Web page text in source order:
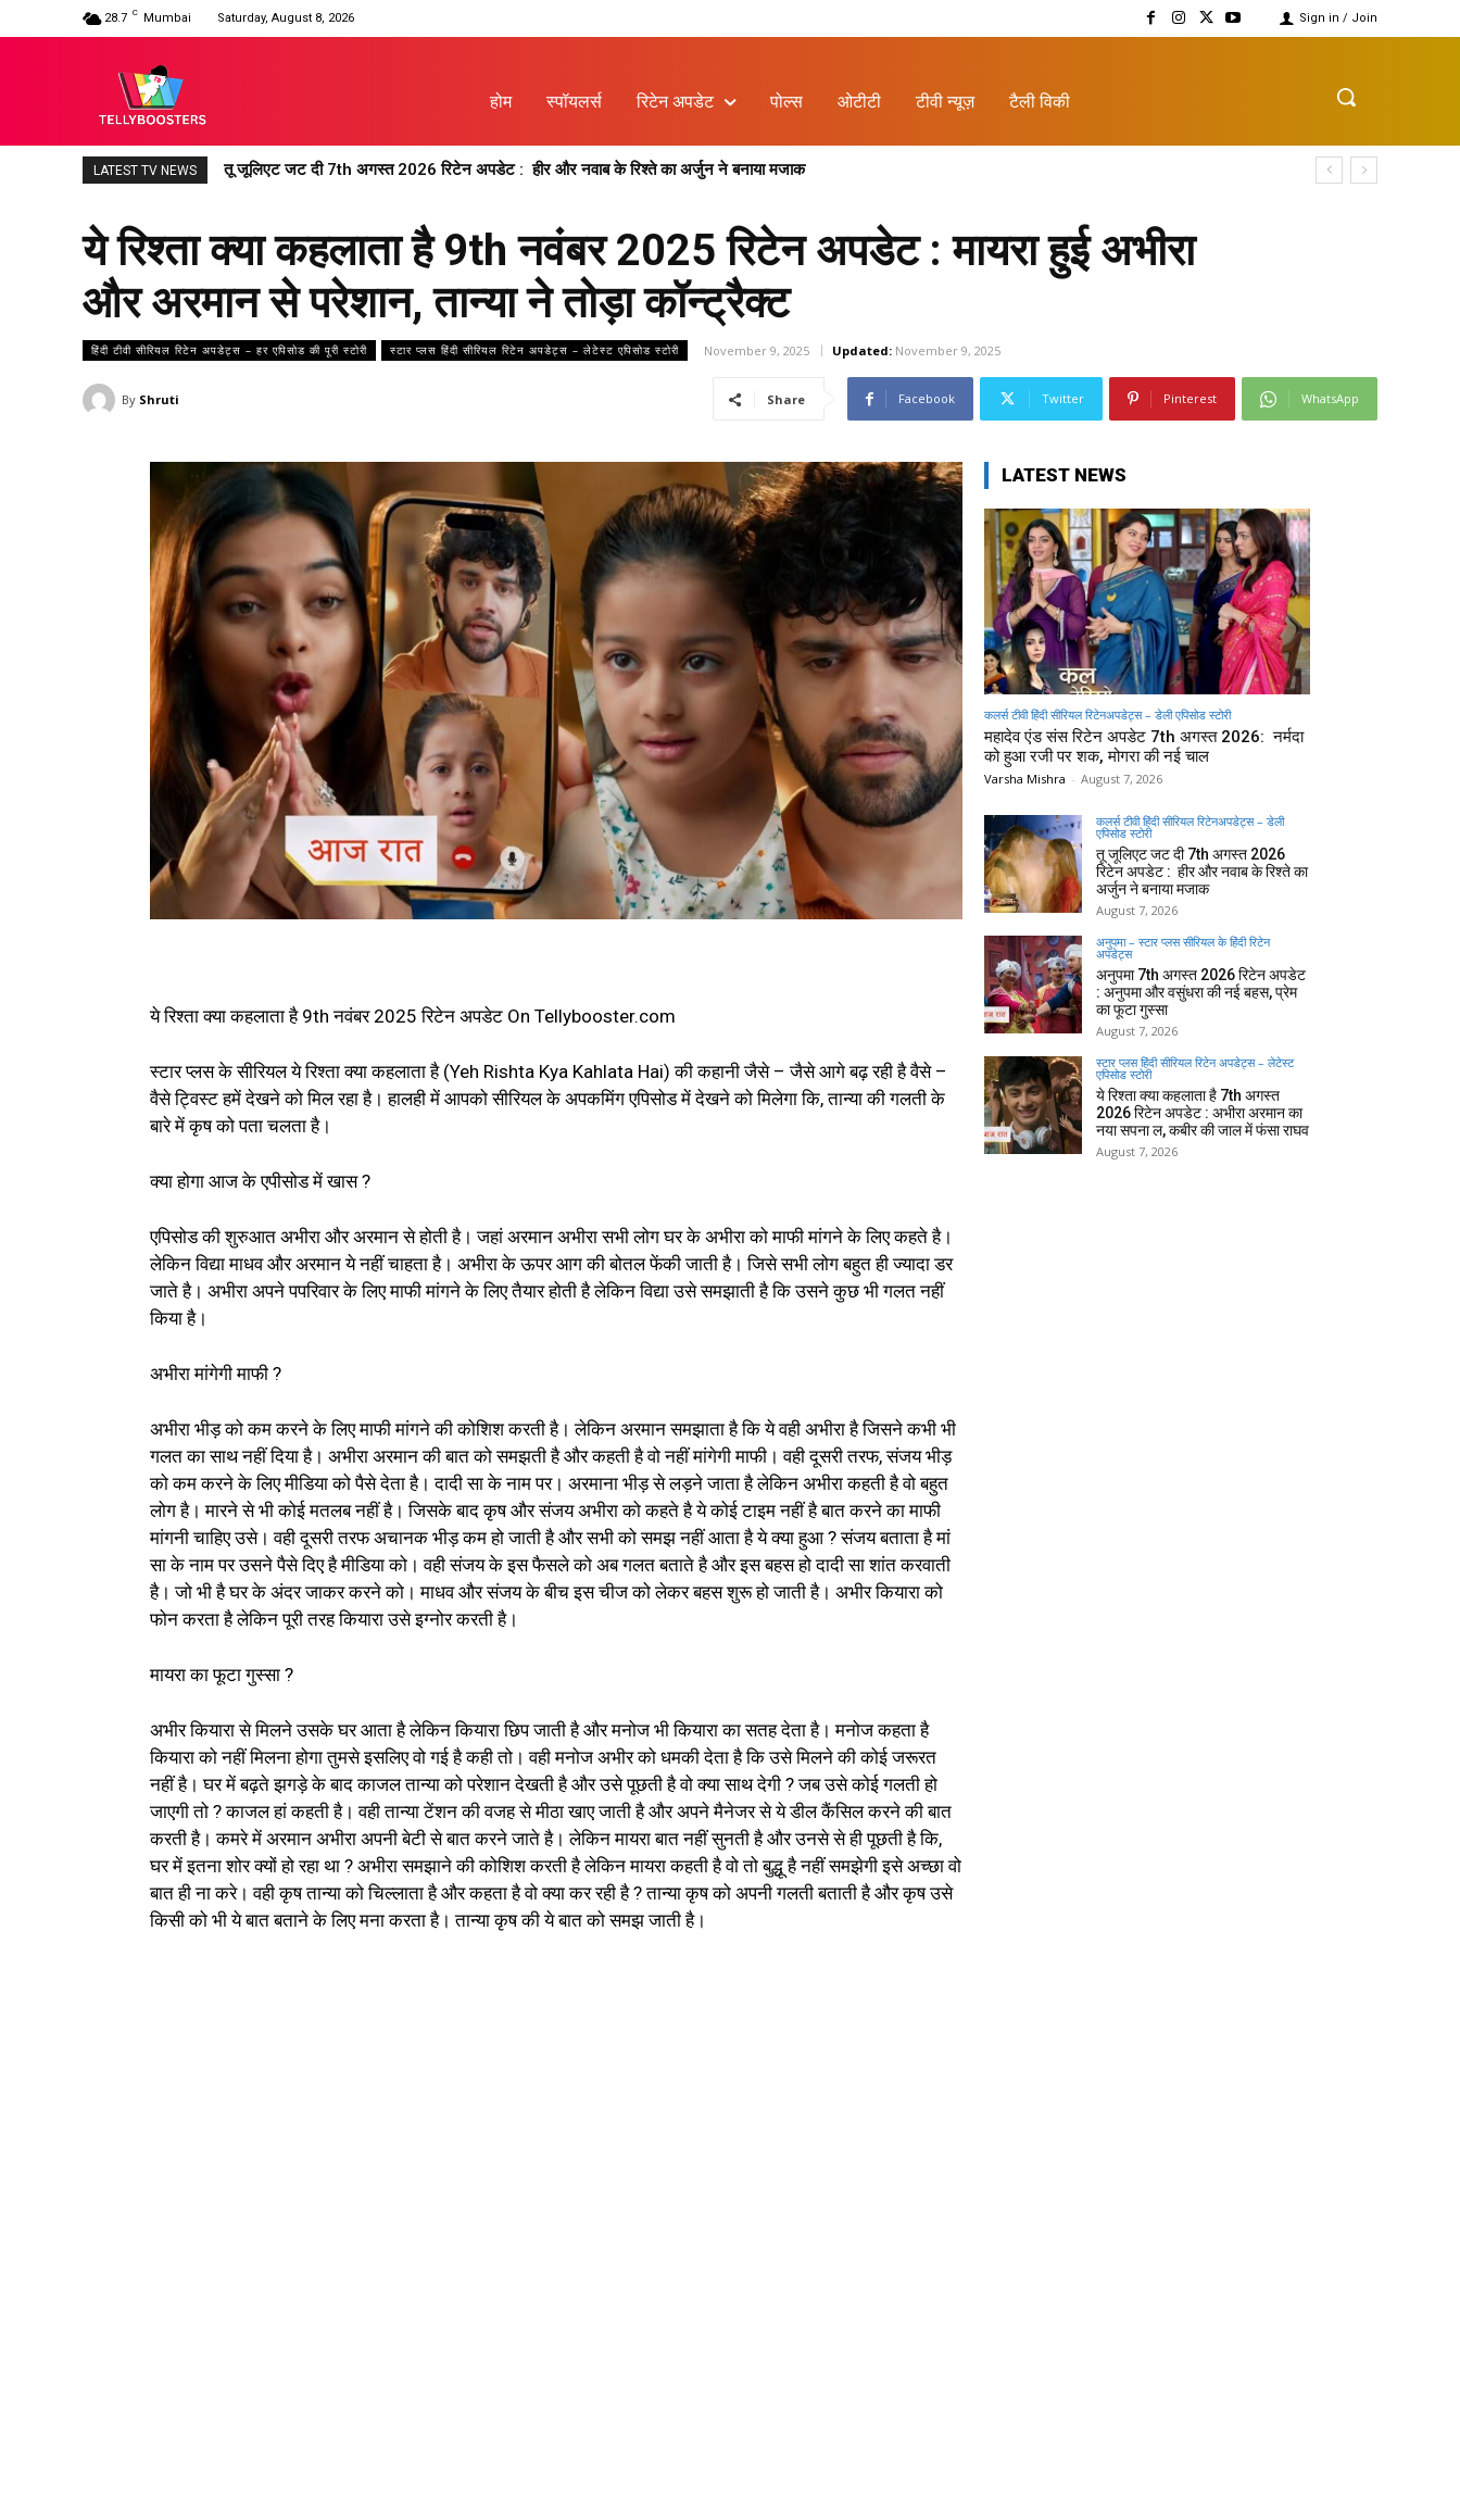
28.7 C Mumbai Saturday, August 8, 2026 Sign in / Join
होम स्पॉयलर्स रिटेन अपडेट पोल्स ओटीटी टीवी न्यूज़ टैली विकी
LATEST TV NEWS अनुपमा 7th अगस्त 2026 रिटेन अपडेट : अनुपमा और वसुंधरा की नई बहस, प्रेम का फूटा गुस्सा
ये रिश्ता क्या कहलाता है 9th नवंबर 2025 रिटेन अपडेट : मायरा हुई अभीरा
और अरमान से परेशान, तान्या ने तोड़ा कॉन्ट्रैक्ट
हिंदी टीवी सीरियल रिटेन अपडेट्स – हर एपिसोड की पूरी स्टोरी स्टार प्लस हिंदी सीरियल रिटेन अपडेट्स – लेटेस्ट एपिसोड स्टोरी November 9, 2025 Updated: November 9, 2025
By Shruti Share Facebook Twitter Pinterest WhatsApp
ये रिश्ता क्या कहलाता है 9th नवंबर 2025 रिटेन अपडेट On Tellybooster.com
स्टार प्लस के सीरियल ये रिश्ता क्या कहलाता है (Yeh Rishta Kya Kahlata Hai) की कहानी जैसे – जैसे आगे बढ़ रही है वैसे –
वैसे ट्विस्ट हमें देखने को मिल रहा है। हालही में आपको सीरियल के अपकमिंग एपिसोड में देखने को मिलेगा कि, तान्या की गलती के
बारे में कृष को पता चलता है।
क्या होगा आज के एपीसोड में खास ?
एपिसोड की शुरुआत अभीरा और अरमान से होती है। जहां अरमान अभीरा सभी लोग घर के अभीरा को माफी मांगने के लिए कहते है।
लेकिन विद्या माधव और अरमान ये नहीं चाहता है। अभीरा के ऊपर आग की बोतल फेंकी जाती है। जिसे सभी लोग बहुत ही ज्यादा डर
जाते है। अभीरा अपने पपरिवार के लिए माफी मांगने के लिए तैयार होती है लेकिन विद्या उसे समझाती है कि उसने कुछ भी गलत नहीं
किया है।
अभीरा मांगेगी माफी ?
अभीरा भीड़ को कम करने के लिए माफी मांगने की कोशिश करती है। लेकिन अरमान समझाता है कि ये वही अभीरा है जिसने कभी भी
गलत का साथ नहीं दिया है। अभीरा अरमान की बात को समझती है और कहती है वो नहीं मांगेगी माफी। वही दूसरी तरफ, संजय भीड़
को कम करने के लिए मीडिया को पैसे देता है। दादी सा के नाम पर। अरमाना भीड़ से लड़ने जाता है लेकिन अभीरा कहती है वो बहुत
लोग है। मारने से भी कोई मतलब नहीं है। जिसके बाद कृष और संजय अभीरा को कहते है ये कोई टाइम नहीं है बात करने का माफी
मांगनी चाहिए उसे। वही दूसरी तरफ अचानक भीड़ कम हो जाती है और सभी को समझ नहीं आता है ये क्या हुआ ? संजय बताता है मां
सा के नाम पर उसने पैसे दिए है मीडिया को। वही संजय के इस फैसले को अब गलत बताते है और इस बहस हो दादी सा शांत करवाती
है। जो भी है घर के अंदर जाकर करने को। माधव और संजय के बीच इस चीज को लेकर बहस शुरू हो जाती है। अभीर कियारा को
फोन करता है लेकिन पूरी तरह कियारा उसे इग्नोर करती है।
मायरा का फूटा गुस्सा ?
अभीर कियारा से मिलने उसके घर आता है लेकिन कियारा छिप जाती है और मनोज भी कियारा का सतह देता है। मनोज कहता है
कियारा को नहीं मिलना होगा तुमसे इसलिए वो गई है कही तो। वही मनोज अभीर को धमकी देता है कि उसे मिलने की कोई जरूरत
नहीं है। घर में बढ़ते झगड़े के बाद काजल तान्या को परेशान देखती है और उसे पूछती है वो क्या साथ देगी ? जब उसे कोई गलती हो
जाएगी तो ? काजल हां कहती है। वही तान्या टेंशन की वजह से मीठा खाए जाती है और अपने मैनेजर से ये डील कैंसिल करने की बात
करती है। कमरे में अरमान अभीरा अपनी बेटी से बात करने जाते है। लेकिन मायरा बात नहीं सुनती है और उनसे से ही पूछती है कि,
घर में इतना शोर क्यों हो रहा था ? अभीरा समझाने की कोशिश करती है लेकिन मायरा कहती है वो तो बुद्धू है नहीं समझेगी इसे अच्छा वो
बात ही ना करे। वही कृष तान्या को चिल्लाता है और कहता है वो क्या कर रही है ? तान्या कृष को अपनी गलती बताती है और कृष उसे
किसी को भी ये बात बताने के लिए मना करता है। तान्या कृष की ये बात को समझ जाती है।
LATEST NEWS
कलर्स टीवी हिंदी सीरियल रिटेनअपडेट्स – डेली एपिसोड स्टोरी
महादेव एंड संस रिटेन अपडेट 7th अगस्त 2026: नर्मदा
को हुआ रजी पर शक, मोगरा की नई चाल
Varsha Mishra - August 7, 2026
कलर्स टीवी हिंदी सीरियल रिटेनअपडेट्स – डेली
एपिसोड स्टोरी
तू जूलिएट जट दी 7th अगस्त 2026
रिटेन अपडेट : हीर और नवाब के रिश्ते का
अर्जुन ने बनाया मजाक
August 7, 2026
अनुपमा – स्टार प्लस सीरियल के हिंदी रिटेन
अपडेट्स
अनुपमा 7th अगस्त 2026 रिटेन अपडेट
: अनुपमा और वसुंधरा की नई बहस, प्रेम
का फूटा गुस्सा
August 7, 2026
स्टार प्लस हिंदी सीरियल रिटेन अपडेट्स – लेटेस्ट
एपिसोड स्टोरी
ये रिश्ता क्या कहलाता है 7th अगस्त
2026 रिटेन अपडेट : अभीरा अरमान का
नया सपना ल, कबीर की जाल में फंसा राघव
August 7, 2026